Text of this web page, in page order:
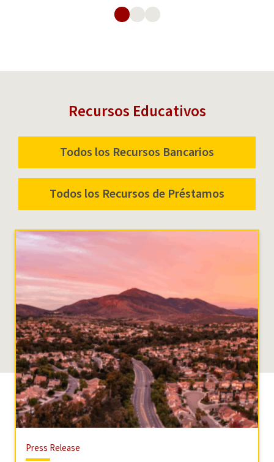
Recursos Educativos
Todos los Recursos Bancarios
Todos los Recursos de Préstamos
Press Release